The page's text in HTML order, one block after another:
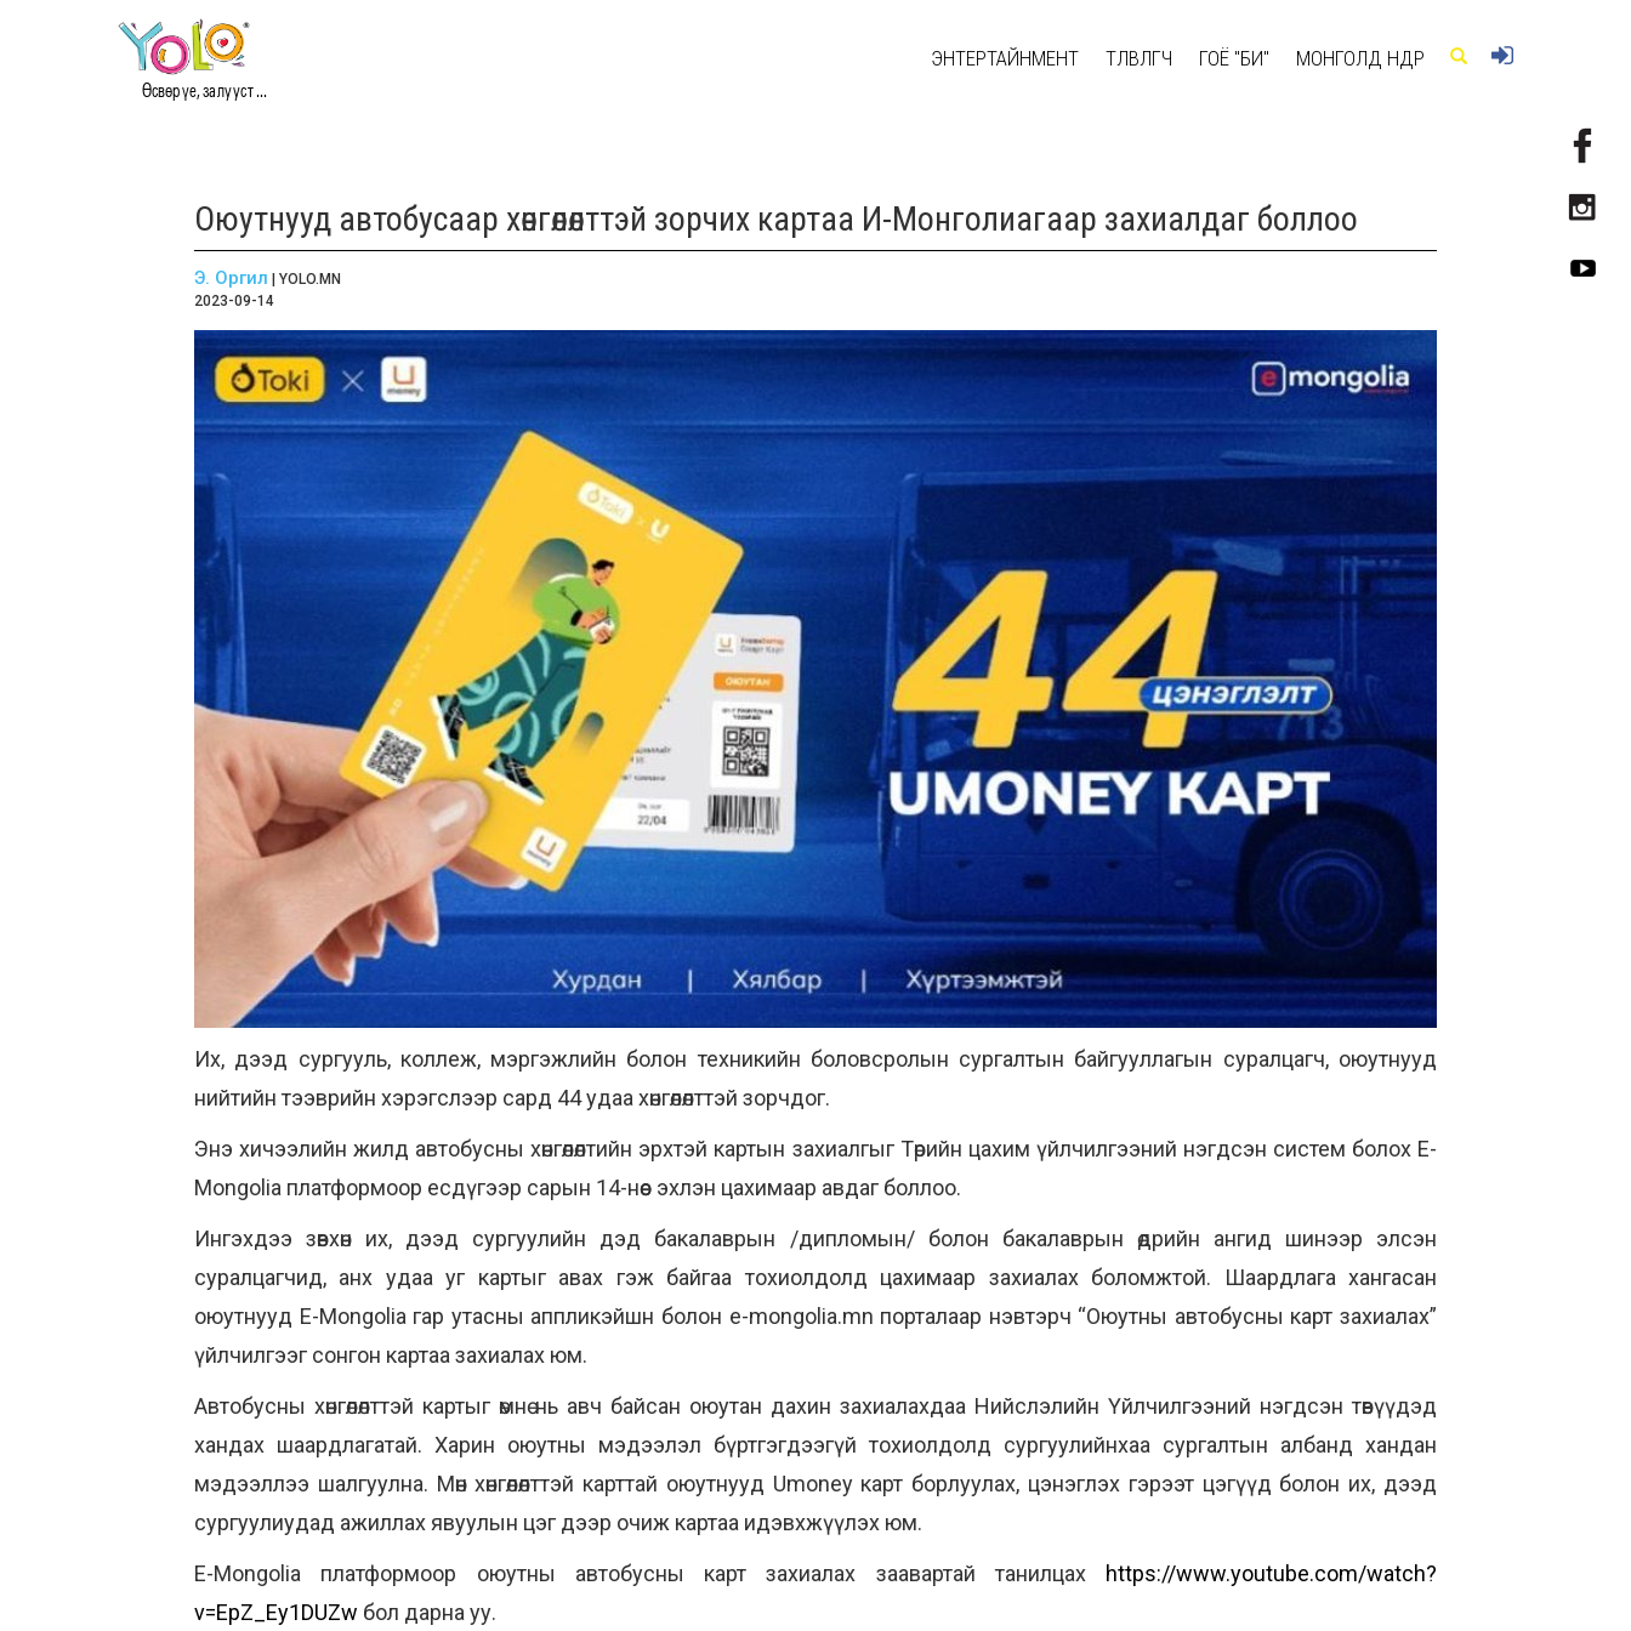
Өсвөр үе, залууст ...
ЭНТЕРТАЙНМЕНТ ТӨЛӨВЛӨГЧ ГОЁ "БИ" МОНГОЛД ӨНӨӨДӨР
Оюутнууд автобусаар хөнгөлөлттэй зорчих картаа И-Монголиагаар захиалдаг боллоо
Э. Оргил | YOLO.MN
2023-09-14
Их, дээд сургууль, коллеж, мэргэжлийн болон техникийн боловсролын сургалтын байгууллагын суралцагч, оюутнууд
нийтийн тээврийн хэрэгслээр сард 44 удаа хөнгөлөлттэй зорчдог.
Энэ хичээлийн жилд автобусны хөнгөлөлтийн эрхтэй картын захиалгыг Төрийн цахим үйлчилгээний нэгдсэн систем болох E-
Mongolia платформоор есдүгээр сарын 14-нөөс эхлэн цахимаар авдаг боллоо.
Ингэхдээ зөвхөн их, дээд сургуулийн дэд бакалаврын /дипломын/ болон бакалаврын өдрийн ангид шинээр элсэн
суралцагчид, анх удаа уг картыг авах гэж байгаа тохиолдолд цахимаар захиалах боломжтой. Шаардлага хангасан
оюутнууд E-Mongolia гар утасны аппликэйшн болон e-mongolia.mn порталаар нэвтэрч “Оюутны автобусны карт захиалах”
үйлчилгээг сонгон картаа захиалах юм.
Автобусны хөнгөлөлттэй картыг өмнө нь авч байсан оюутан дахин захиалахдаа Нийслэлийн Үйлчилгээний нэгдсэн төвүүдэд
хандах шаардлагатай. Харин оюутны мэдээлэл бүртгэгдээгүй тохиолдолд сургуулийнхаа сургалтын албанд хандан
мэдээллээ шалгуулна. Мөн хөнгөлөлттэй карттай оюутнууд Umoney карт борлуулах, цэнэглэх гэрээт цэгүүд болон их, дээд
сургуулиудад ажиллах явуулын цэг дээр очиж картаа идэвхжүүлэх юм.
E-Mongolia платформоор оюутны автобусны карт захиалах заавартай танилцах https://www.youtube.com/watch?
v=EpZ_Ey1DUZw бол дарна уу.